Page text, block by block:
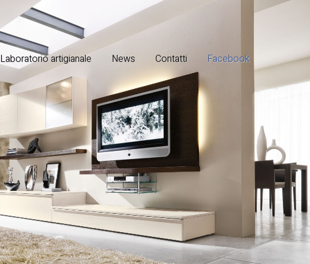
Laboratorio artigianale News Contatti Facebook